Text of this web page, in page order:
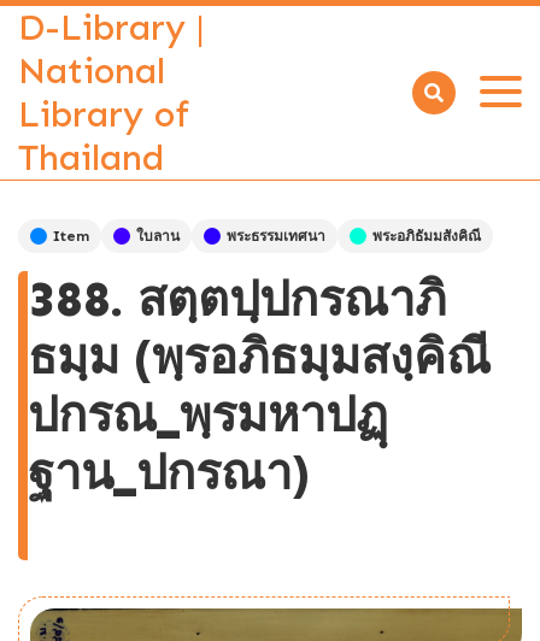
D-Library |
National
Library of
Thailand
Open
Item ใบลาน พระธรรมเทศนา พระอภิธัมมสังคิณี
388. สตฺตปฺปกรณาภิ
ธมฺม (พฺรอภิธมฺมสงฺคิณี
ปกรณ_พฺรมหาปฏฺ
ฐาน_ปกรณา)